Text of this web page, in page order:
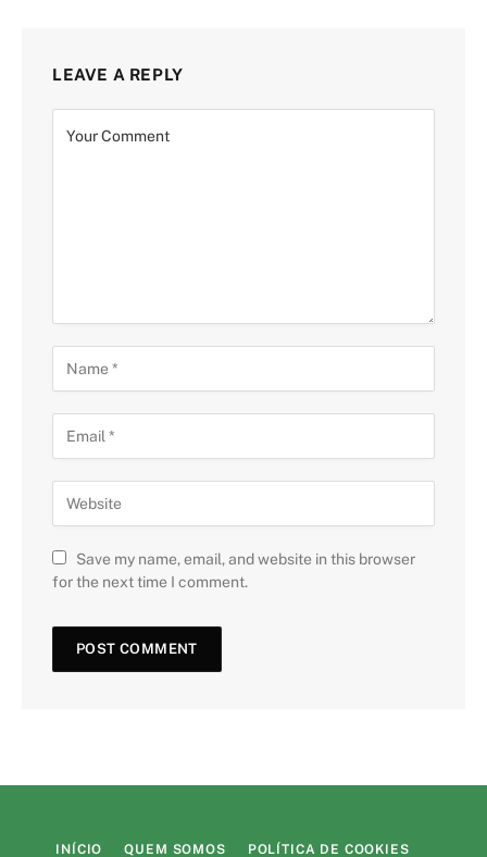
LEAVE A REPLY
Save my name, email, and website in this browser
for the next time I comment.
INÍCIO QUEM SOMOS POLÍTICA DE COOKIES